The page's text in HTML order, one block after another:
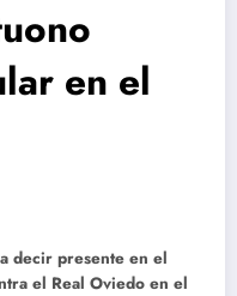
en el
decir presente en el
el Real Oviedo en el